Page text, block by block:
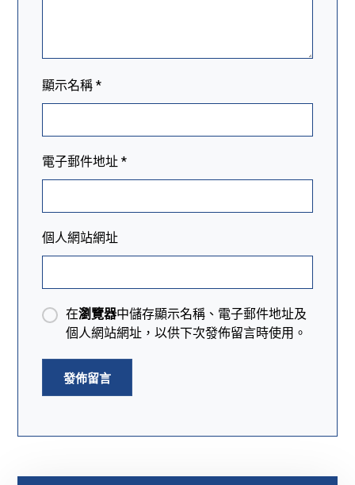
顯示名稱*
電子郵件地址*
個人網站網址
在瀏覽器中儲存顯示名稱、電子郵件地址及
個人網站網址，以供下次發佈留言時使用。
發佈留言